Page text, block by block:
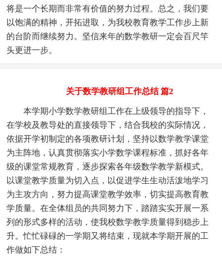
将是一个长期而非常有价值的努力过程。总之，我们要
以饱满的精神，开拓进取，为我校教育教学工作步上新
的台阶而继续努力。坚信来年的数学教研一定会百尺竿
头更进一步。
关于数学教研组工作总结 篇2
本学期小学数学教研组工作在上级领导的指导下，
在学校及教导处的直接领导下，结合我校的实际情况，
依据开学初制定的各项教研计划，坚持以数学教学课堂
为主阵地，认真贯彻落实小学数学课程标准，抓好各年
级的课堂常规教育，逐步探索各年级数学教学新模式。
以课堂教学质量为切入点，以促进学生生动活泼地学习
为主攻方向，努力提高课堂教学效率，切实提高教育教
学质量。在全体组员的共同努力下，踏踏实实开展一系
列的形式多样的活动，使我校数学教学质量得到稳步上
升。忙忙碌碌的一学期又将结束，现就本学期开展的工
作做如下总结：